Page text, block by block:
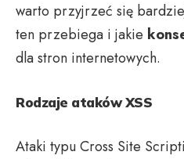
warto przyjrzeć się
ten przebiega i jakie
dla stron internetowych.
Rodzaje ataków XSS
Ataki typu Cross Site